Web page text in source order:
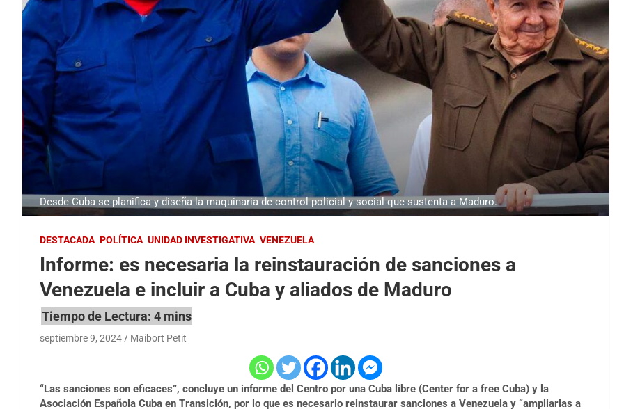
Desde Cuba se planifica y diseña la maquinaria de control policial y social que sustenta a Maduro.
DESTACADA POLÍTICA UNIDAD INVESTIGATIVA VENEZUELA
Informe: es necesaria la reinstauración de sanciones a
Venezuela e incluir a Cuba y aliados de Maduro
septiembre 9, 2024 Maibort Petit
“Las sanciones son eficaces”, concluye un informe del Centro por una Cuba libre (Center for a free Cuba) y la
Asociación Española Cuba en Transición, por lo que es necesario reinstaurar sanciones a Venezuela y “ampliarlas a